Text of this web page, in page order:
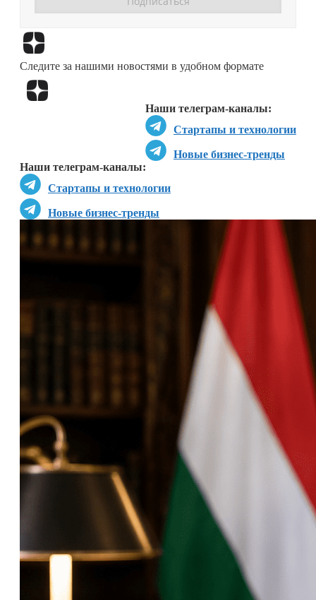
Следите за нашими новостями в удобном формате
Наши телеграм-каналы:
Стартапы и технологии
Новые бизнес-тренды
Наши телеграм-каналы:
Стартапы и технологии
Новые бизнес-тренды